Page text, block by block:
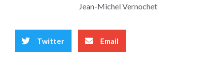
Jean-Michel Vernochet
Twitter Email